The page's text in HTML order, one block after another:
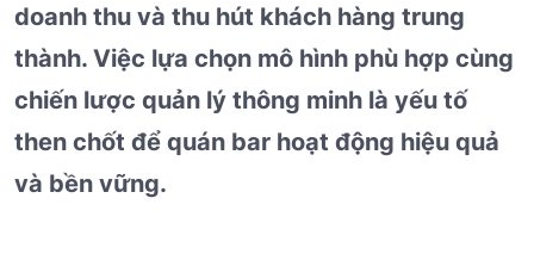
doanh thu và thu hút khách hàng trung
thành. Việc lựa chọn mô hình phù hợp cùng
chiến lược quản lý thông minh là yếu tố
then chốt để quán bar hoạt động hiệu quả
và bền vững.